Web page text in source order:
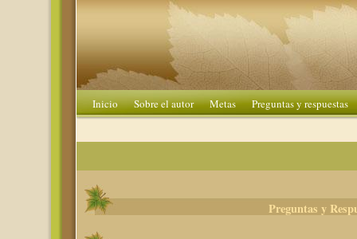
Inicio Sobre el autor Metas Preguntas y respuestas
Preguntas y